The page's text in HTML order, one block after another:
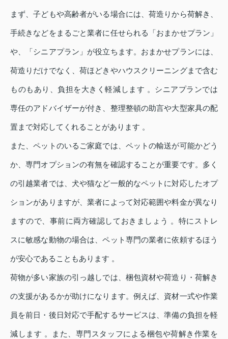
まず、子どもや高齢者がいる場合には、荷造りから荷解き、
手続きなどをまるごと業者に任せられる「おまかせプラン」
や、「シニアプラン」が役立ちます。おまかせプランには、
荷造りだけでなく、荷ほどきやハウスクリーニングまで含む
ものもあり、負担を大きく軽減します 。シニアプランでは
専任のアドバイザーが付き、整理整頓の助言や大型家具の配
置まで対応してくれることがあります 。
また、ペットのいるご家庭では、ペットの輸送が可能かどう
か、専門オプションの有無を確認することが重要です。多く
の引越業者では、犬や猫など一般的なペットに対応したオプ
ションがありますが、業者によって対応範囲や料金が異なり
ますので、事前に両方確認しておきましょう 。特にストレ
スに敏感な動物の場合は、ペット専門の業者に依頼するほう
が安心であることもあります 。
荷物が多い家族の引っ越しでは、梱包資材や荷造り・荷解き
の支援があるかが助けになります。例えば、資材一式や作業
員を前日・後日対応で手配するサービスは、準備の負担を軽
減します 。また、専門スタッフによる梱包や荷解き作業を